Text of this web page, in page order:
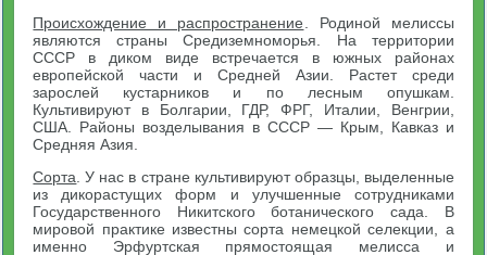
Происхождение и распространение . Родиной мелиссы
являются страны Средиземноморья. На территории
СССР в диком виде встречается в южных районах
европейской части и Средней Азии. Растет среди
зарослей кустарников и по лесным опушкам.
Культивируют в Болгарии, ГДР, ФРГ, Италии, Венгрии,
США. Районы возделывания в СССР — Крым, Кавказ и
Средняя Азия.
Сорта . У нас в стране культивируют образцы, выделенные
из дикорастущих форм и улучшенные сотрудниками
Государственного Никитского ботанического сада. В
мировой практике известны сорта немецкой селекции, а
именно Эрфуртская прямостоящая мелисса и